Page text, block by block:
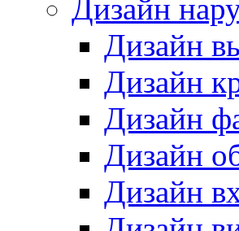
Дизайн
Дизайн
Дизайн
Дизайн
Дизайн
Дизайн